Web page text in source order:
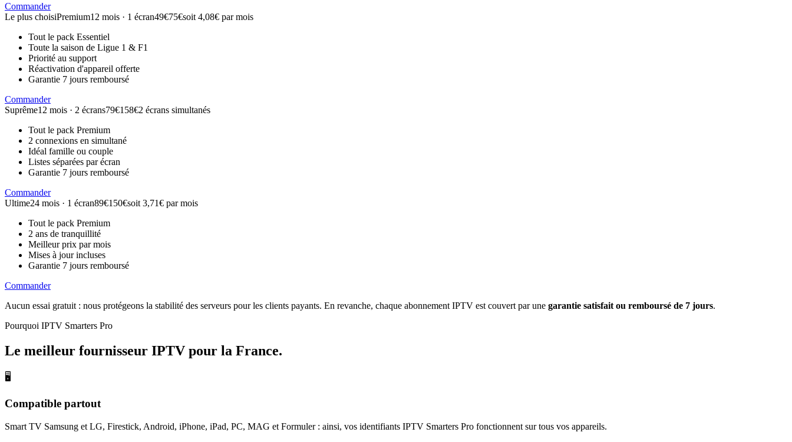
Commander
Le plus choisiPremium12 mois · 1 écran49€75€soit 4,08€ par mois
Tout le pack Essentiel
Toute la saison de Ligue 1 & F1
Priorité au support
Réactivation d'appareil offerte
Garantie 7 jours remboursé
Commander
Suprême12 mois · 2 écrans79€158€2 écrans simultanés
Tout le pack Premium
2 connexions en simultané
Idéal famille ou couple
Listes séparées par écran
Garantie 7 jours remboursé
Commander
Ultime24 mois · 1 écran89€150€soit 3,71€ par mois
Tout le pack Premium
2 ans de tranquillité
Meilleur prix par mois
Mises à jour incluses
Garantie 7 jours remboursé
Commander
Aucun essai gratuit : nous protégeons la stabilité des serveurs pour les clients payants. En revanche, chaque abonnement IPTV est couvert par une garantie satisfait ou remboursé de 7 jours.
Pourquoi IPTV Smarters Pro
Le meilleur fournisseur IPTV pour la France.
🖥
Compatible partout
Smart TV Samsung et LG, Firestick, Android, iPhone, iPad, PC, MAG et Formuler : ainsi, vos identifiants IPTV Smarters Pro fonctionnent sur tous vos appareils.